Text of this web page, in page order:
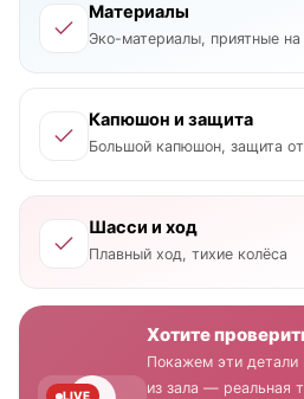
Материалы
Эко-материалы, приятные
Капюшон и защита
Большой капюшон, защита
Шасси и ход
Плавный ход, тихие колёса
LIVE
Хотите
Покажем эти
из зала — реальная